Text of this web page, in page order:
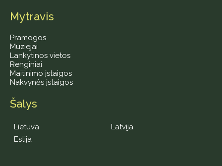
Mytravis
Pramogos
Muziejai
Lankytinos vietos
Renginiai
Maitinimo įstaigos
Nakvynės įstaigos
Šalys
Lietuva
Estija
Latvija